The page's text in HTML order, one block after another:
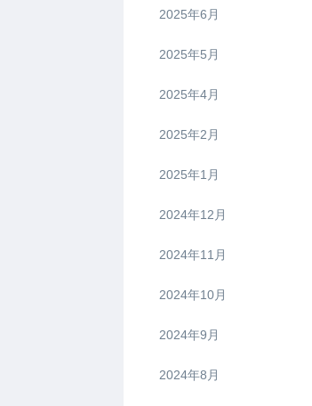
2025年6月
2025年5月
2025年4月
2025年2月
2025年1月
2024年12月
2024年11月
2024年10月
2024年9月
2024年8月